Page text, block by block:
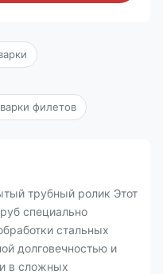
филетов
трубный ролик Этот
специально
стальных
долговечностью и
в сложных